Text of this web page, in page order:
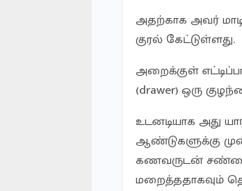
அதற்காக அவர்
குரல் கேட்டுள்ளது.
அறைக்குள்
(drawer) ஒரு
உடனடியாக அது
ஆண்டுகளுக்கு
கணவருடன் சண்டை
மறைத்ததாகவும்